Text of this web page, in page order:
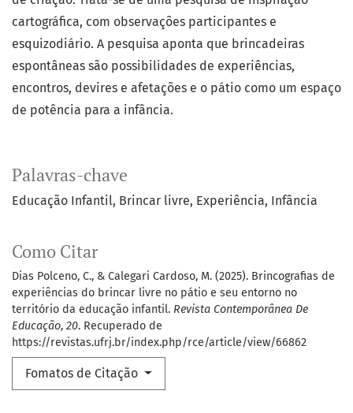
Palavras-chave
Educação Infantil Brincar livre Experiência Infância
Como Citar
Dias Polceno, C., & Calegari Cardoso, M. (2025). Brincografias de
experiências do brincar livre no pátio e seu entorno no
território da educação infantil. Revista Contemporânea De
Educação, 20. Recuperado de
https://revistas.ufrj.br/index.php/rce/article/view/66862
Fomatos de Citação
cartográfica, com observações participantes e
esquizodiário. A pesquisa aponta que brincadeiras
espontâneas são possibilidades de experiências,
encontros, devires e afetações e o pátio como um espaço
de potência para a infância.